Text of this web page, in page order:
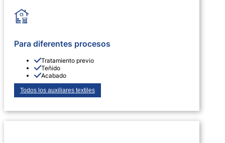
Para diferentes procesos
Tratamiento previo
Teñido
Acabado
Todos los auxiliares textiles